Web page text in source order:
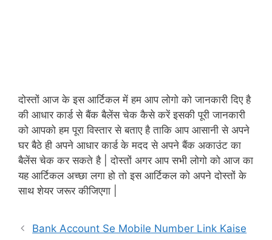
दोस्तों आज के इस आर्टिकल में हम आप लोगो को जानकारी दिए है
की आधार कार्ड से बैंक बैलेंस चेक कैसे करें इसकी पूरी जानकारी
को आपको हम पूरा विस्तार से बताए है ताकि आप आसानी से अपने
घर बैठे ही अपने आधार कार्ड के मदद से अपने बैंक अकाउंट का
बैलेंस चेक कर सकते है | दोस्तों अगर आप सभी लोगो को आज का
यह आर्टिकल अच्छा लगा हो तो इस आर्टिकल को अपने दोस्तों के
साथ शेयर जरूर कीजिएगा |
Bank Account Se Mobile Number Link Kaise